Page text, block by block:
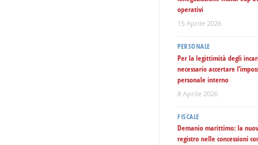
operativi
15 Aprile 2026
PERSONALE
Per la legittimità degli
necessario accertare
personale interno
8 Aprile 2026
FISCALE
Demanio marittimo: la
registro nelle concessioni